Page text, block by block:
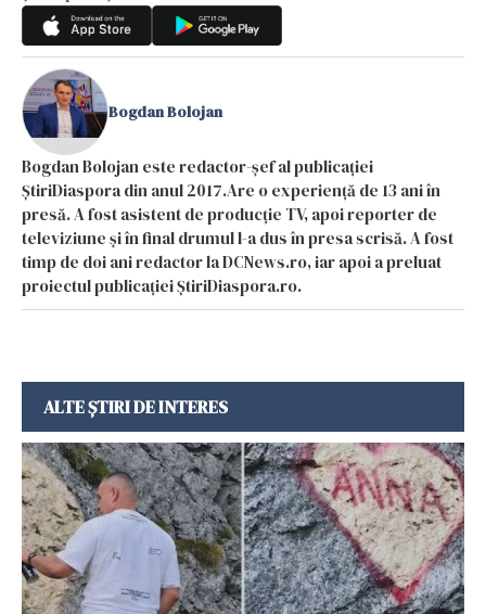
Bogdan Bolojan
Bogdan Bolojan este redactor-șef al publicației
ȘtiriDiaspora din anul 2017.Are o experiență de 13 ani în
presă. A fost asistent de producție TV, apoi reporter de
televiziune și în final drumul l-a dus în presa scrisă. A fost
timp de doi ani redactor la DCNews.ro, iar apoi a preluat
proiectul publicației ȘtiriDiaspora.ro.
ALTE ȘTIRI DE INTERES